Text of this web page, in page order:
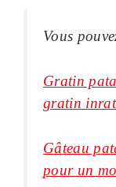
Vous
Gratin
gratin
Gâteau
pour un